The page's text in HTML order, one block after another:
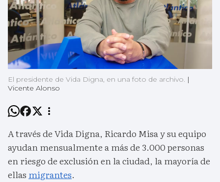
El presidente de Vida Digna, en una foto de archivo. |
Vicente Alonso
A través de Vida Digna, Ricardo Misa y su equipo
ayudan mensualmente a más de 3.000 personas
en riesgo de exclusión en la ciudad, la mayoría de
ellas migrantes.